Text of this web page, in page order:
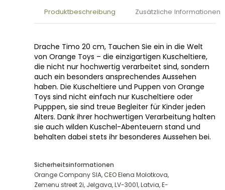
Produktbeschreibung Zusätzliche Informationen
Drache Timo 20 cm, Tauchen Sie ein in die Welt
von Orange Toys – die einzigartigen Kuscheltiere,
die nicht nur hochwertig verarbeitet sind, sondern
auch ein besonders ansprechendes Aussehen
haben. Die Kuscheltiere und Puppen von Orange
Toys sind nicht einfach nur Kuscheltiere oder
Pupppen, sie sind treue Begleiter für Kinder jeden
Alters. Dank ihrer hochwertigen Verarbeitung halten
sie auch wilden Kuschel-Abenteuern stand und
behalten dabei stets ihr besonderes Aussehen bei.
Sicherheitsinformationen
Orange Company SIA, CEO Elena Molotkova,
Zemenu street 2i, Jelgava, LV-3001, Latvia, E-